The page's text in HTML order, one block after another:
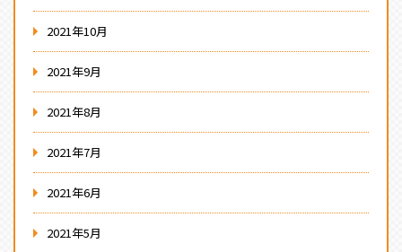
2021年10月
2021年9月
2021年8月
2021年7月
2021年6月
2021年5月